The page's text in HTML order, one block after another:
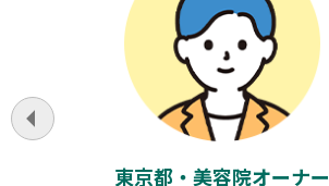
東京都・美容院オーナー